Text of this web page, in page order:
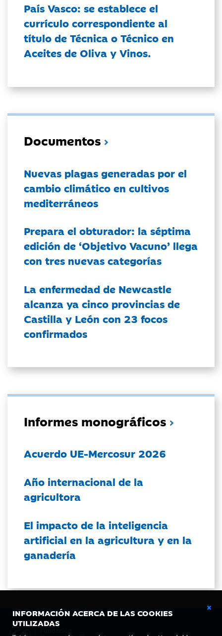
INFORMACIÓN ACERCA DE LAS COOKIES
UTILIZADAS
País Vasco: se establece el
currículo correspondiente al
título de Técnica o Técnico en
Aceites de Oliva y Vinos.
Documentos
Nuevas plagas generadas por el
cambio climático en cultivos
mediterráneos
Prepara el obturador: la séptima
edición de ‘Objetivo Vacuno’ llega
con tres nuevas categorías
La enfermedad de Newcastle
alcanza ya cinco provincias de
Castilla y León con 23 focos
confirmados
Informes monográficos
Acuerdo UE-Mercosur 2026
Año internacional de la
agricultora
El impacto de la inteligencia
artificial en la agricultura y en la
ganadería